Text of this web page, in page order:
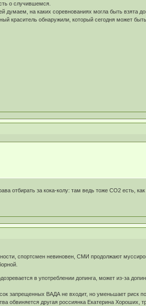
о случившемся.
на каких соревнованиях могла быть взята
краситель обнаружили, который сегодня может
отбирать за кока-колу: там ведь тоже СО2 есть,
спортсмен невиновен, СМИ продолжают
в употреблении допинга, может из-за
запрещенных ВАДА не входит, но уменьшает риск
обвиняется другая россиянка Екатерина Хороших,